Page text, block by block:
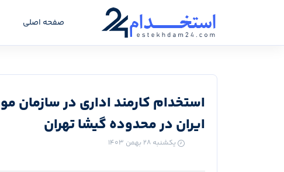
صفحه اصلی
استخدام کارمند اداری در ساز‌مان
ایران در محدوده گیشا تهران
یکشنبه ۲۸ بهمن ۱۴۰۳